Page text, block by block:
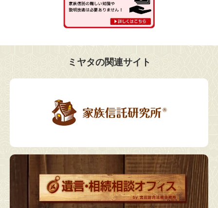
ミヤタの関連サイト